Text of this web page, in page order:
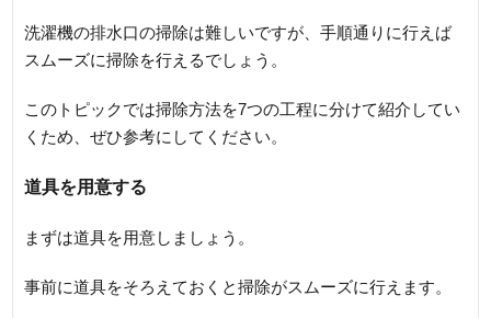
洗濯機の排水口の掃除は難しいですが、手順通りに行えば
スムーズに掃除を行えるでしょう。
このトピックでは掃除方法を7つの工程に分けて紹介してい
くため、ぜひ参考にしてください。
道具を用意する
まずは道具を用意しましょう。
事前に道具をそろえておくと掃除がスムーズに行えます。